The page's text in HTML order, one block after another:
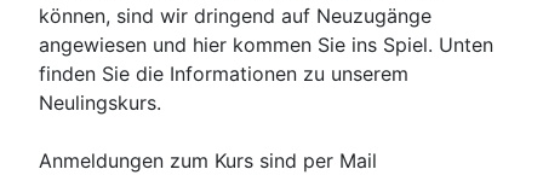
können, sind wir dringend auf Neuzugänge
angewiesen und hier kommen Sie ins Spiel. Unten
finden Sie die Informationen zu unserem
Neulingskurs.
Anmeldungen zum Kurs sind per Mail